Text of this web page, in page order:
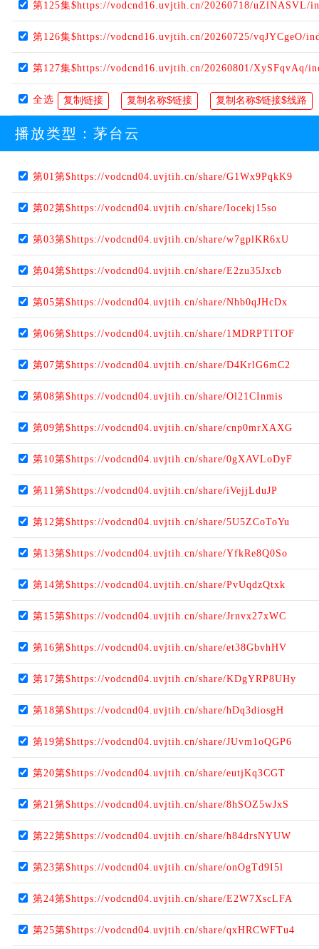
第125集$https://vodcnd16.uvjtih.cn/20260718/uZlNASVL/
第126集$https://vodcnd16.uvjtih.cn/20260725/vqJYCgeO/
第127集$https://vodcnd16.uvjtih.cn/20260801/XySFqvAq/
全选
播放类型： 茅台云
第01第$https://vodcnd04.uvjtih.cn/share/G1Wx9PqkK9
第02第$https://vodcnd04.uvjtih.cn/share/Iocekj15so
第03第$https://vodcnd04.uvjtih.cn/share/w7gplKR6xU
第04第$https://vodcnd04.uvjtih.cn/share/E2zu35Jxcb
第05第$https://vodcnd04.uvjtih.cn/share/Nhb0qJHcDx
第06第$https://vodcnd04.uvjtih.cn/share/1MDRPTlTOF
第07第$https://vodcnd04.uvjtih.cn/share/D4KrlG6mC2
第08第$https://vodcnd04.uvjtih.cn/share/Ol21CInmis
第09第$https://vodcnd04.uvjtih.cn/share/cnp0mrXAXG
第10第$https://vodcnd04.uvjtih.cn/share/0gXAVLoDyF
第11第$https://vodcnd04.uvjtih.cn/share/iVejjLduJP
第12第$https://vodcnd04.uvjtih.cn/share/5U5ZCoToYu
第13第$https://vodcnd04.uvjtih.cn/share/YfkRe8Q0So
第14第$https://vodcnd04.uvjtih.cn/share/PvUqdzQtxk
第15第$https://vodcnd04.uvjtih.cn/share/Jrnvx27xWC
第16第$https://vodcnd04.uvjtih.cn/share/et38GbvhHV
第17第$https://vodcnd04.uvjtih.cn/share/KDgYRP8UHy
第18第$https://vodcnd04.uvjtih.cn/share/hDq3diosgH
第19第$https://vodcnd04.uvjtih.cn/share/JUvm1oQGP6
第20第$https://vodcnd04.uvjtih.cn/share/eutjKq3CGT
第21第$https://vodcnd04.uvjtih.cn/share/8hSOZ5wJxS
第22第$https://vodcnd04.uvjtih.cn/share/h84drsNYUW
第23第$https://vodcnd04.uvjtih.cn/share/onOgTd9I5l
第24第$https://vodcnd04.uvjtih.cn/share/E2W7XscLFA
第25第$https://vodcnd04.uvjtih.cn/share/qxHRCWFTu4